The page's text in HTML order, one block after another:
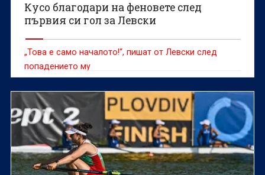
Кусо благодари на феновете след
първия си гол за Левски
„Това е само началото!“, пишат от Левски след
попадението му